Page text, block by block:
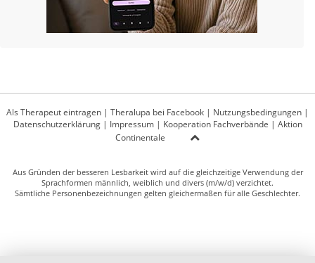
Als Therapeut eintragen | Theralupa bei Facebook | Nutzungsbedingungen |
Datenschutzerklärung| Impressum| Kooperation Fachverbände | Aktion
Continentale
Aus Gründen der besseren Lesbarkeit wird auf die gleichzeitige Verwendung der
Sprachformen männlich, weiblich und divers (m/w/d) verzichtet.
Sämtliche Personenbezeichnungen gelten gleichermaßen für alle Geschlechter.